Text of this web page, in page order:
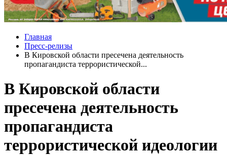
Главная
Пресс-релизы
В Кировской области пресечена деятельность
пропагандиста террористической...
В Кировской области
пресечена деятельность
пропагандиста
террористической идеологии